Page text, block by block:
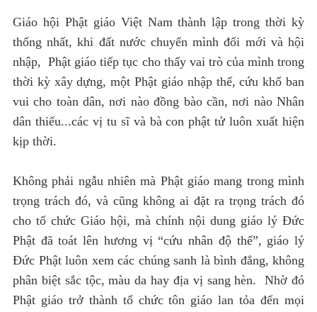
Giáo hội Phật giáo Việt Nam thành lập trong thời kỳ
thống nhất, khi đất nước chuyển mình đổi mới và hội
nhập, Phật giáo tiếp tục cho thấy vai trò của mình trong
thời kỳ xây dựng, một Phật giáo nhập thế, cứu khổ ban
vui cho toàn dân, nơi nào đồng bào cần, nơi nào Nhân
dân thiếu...các vị tu sĩ và bà con phật tử luôn xuất hiện
kịp thời.
Không phải ngẫu nhiên mà Phật giáo mang trong mình
trọng trách đó, và cũng không ai đặt ra trọng trách đó
cho tổ chức Giáo hội, mà chính nội dung giáo lý Đức
Phật đã toát lên hương vị “cứu nhân độ thế”, giáo lý
Đức Phật luôn xem các chúng sanh là bình đẳng, không
phân biệt sắc tộc, màu da hay địa vị sang hèn. Nhờ đó
Phật giáo trở thành tổ chức tôn giáo lan tỏa đến mọi